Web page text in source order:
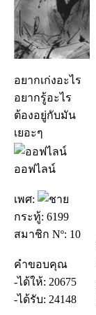
อยากเก่งอะไร
อยากรู้อะไร
ต้องอยู่กับมัน
เยอะๆ
ออฟไลน์
เพศ:
กระทู้: 6199
สมาชิก Nº: 10
คำขอบคุณ
-ได้ให้: 20675
-ได้รับ: 24148